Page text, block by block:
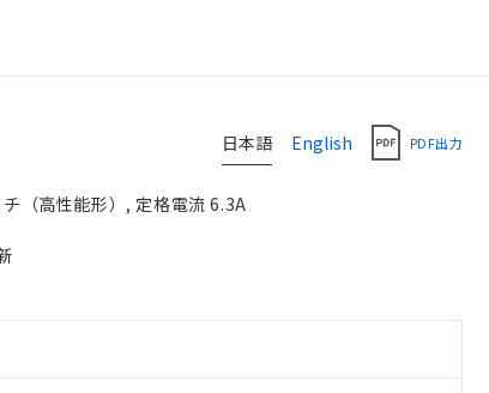
日本語 English PDF出力
（高性能形）, 定格電流 6.3A